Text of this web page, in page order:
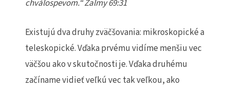
chválospevom.“ Žalmy 69:31
Existujú dva druhy zväčšovania: mikroskopické a
teleskopické. Vďaka prvému vidíme menšiu vec
väčšou ako v skutočnosti je. Vďaka druhému
začíname vidieť veľkú vec tak veľkou, ako